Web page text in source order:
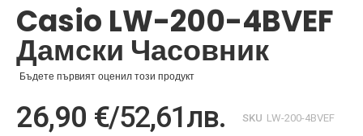
на
галерия
със
снимки
Casio LW-200-4BVEF
Дамски Часовник
Бъдете първият оценил този продукт
26,90 €/52,61лв. SKU LW-200-4BVEF